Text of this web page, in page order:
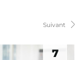
Suivant
7